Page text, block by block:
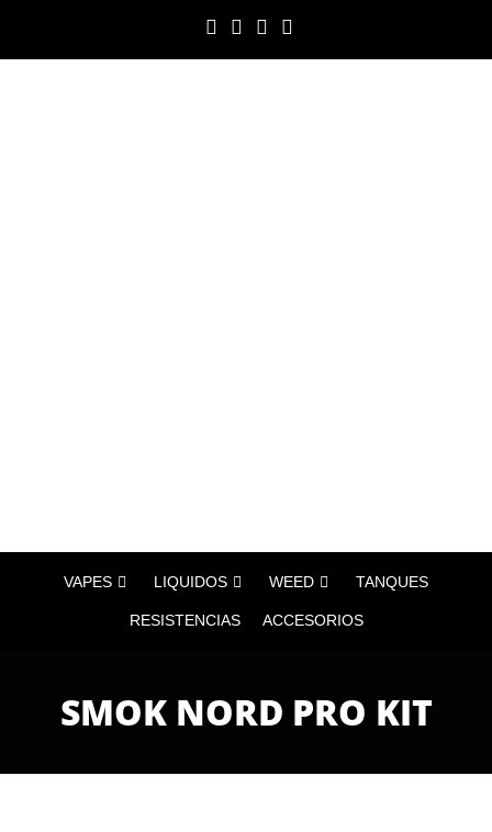
VAPES LIQUIDOS WEED TANQUES
RESISTENCIAS ACCESORIOS
SMOK NORD PRO KIT